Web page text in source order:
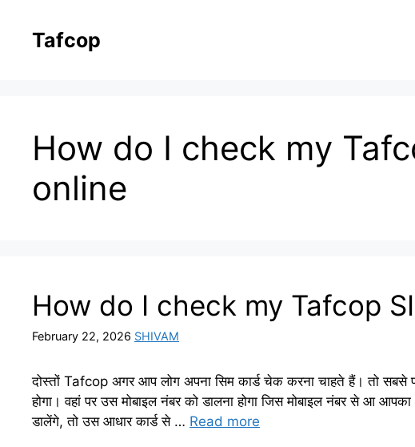
contentTafcop
How do I check my
online
How do I check my Tafcop
February 22, 2026 SHIVAM
दोस्तों Tafcop अगर आप लोग अपना सिम कार्ड चेक करना चाहते हैं। तो
होगा। वहां पर उस मोबाइल नंबर को डालना होगा जिस मोबाइल नंबर से आ
डालेंगे, तो उस आधार कार्ड से … Read more